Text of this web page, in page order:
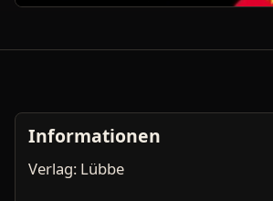
Informationen
Verlag: Lübbe